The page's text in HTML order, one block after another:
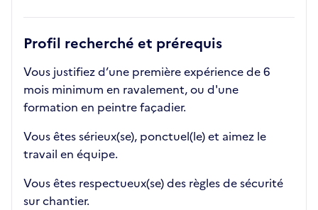
Profil recherché et prérequis
Vous justifiez d’une première expérience de 6
mois minimum en ravalement, ou d'une
formation en peintre façadier.
Vous êtes sérieux(se), ponctuel(le) et aimez le
travail en équipe.
Vous êtes respectueux(se) des règles de sécurité
sur chantier.